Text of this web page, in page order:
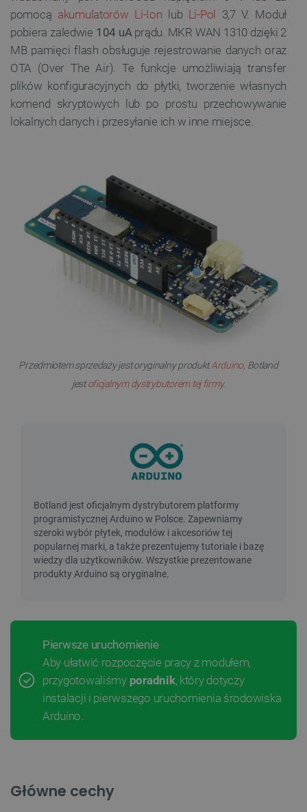
pomocą akumulatorów Li-Ion lub Li-Pol
3,7 V. Moduł
pobiera zaledwie 104 uAprądu. MKR WAN 1310 dzięki 2
MB pamięci flash obsługuje rejestrowanie danych oraz
OTA (Over The Air). Te funkcje umożliwiają transfer
plików konfiguracyjnych do płytki, tworzenie własnych
komend skryptowych lub po prostu przechowywanie
lokalnych danych i przesyłanie ich w inne miejsce.
Przedmiotem sprzedaży jest oryginalny produktArduino, Botland
jestoficjalnym dystrybutorem tej firmy.
Pierwsze uruchomienie
Aby ułatwić rozpoczęcie pracy z modułem,
przygotowaliśmy poradnik, który dotyczy
instalacji i pierwszego uruchomienia środowiska
Arduino.
Główne cechy